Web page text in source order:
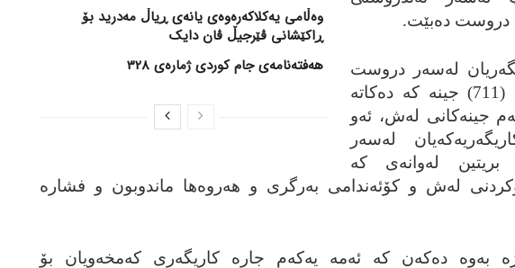
وەڵامی یەکلاکەرەوەی یانەی ڕیاڵ مەدرید بۆ
ڕاکێشانی ڤێرجیڵ ڤان دایک
هەفتەنامەی جام کوردی ژمارەی 328
دروست دەبێت.
لەسەر دروست
دەبێت، ژمارەیان (711) جینە كە دەكاتە
جینەكانی لەش، ئەو
لەسەر
لەوانەی كە
لەش و كۆئەندامی بەرگری و هەروەها ماندوبون و فشارە
بەوە دەكەن كە ئەمە یەكەم جارە كاریگەری كەمخەویان بۆ